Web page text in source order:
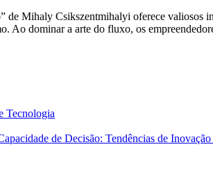
Mihaly Csikszentmihalyi oferece valiosos
Ao dominar a arte do fluxo, os
Tecnologia
de Decisão: Tendências de